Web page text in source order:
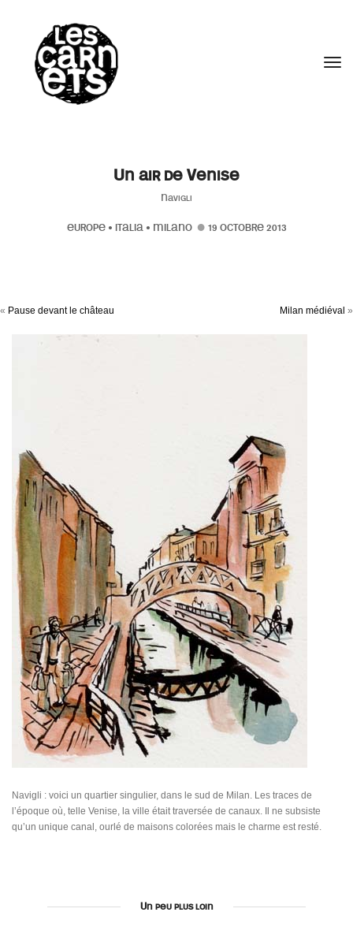
Un air de Venise
Navigli
EUROPE• ITALIA • MILANO 19 OCTOBRE 2013
« Pause devant le château Milan médiéval »
Navigli : voici un quartier singulier, dans le sud de Milan. Les traces de
l’époque où, telle Venise, la ville était traversée de canaux. Il ne subsiste
qu’un unique canal, ourlé de maisons colorées mais le charme est resté.
Un peu plus loin